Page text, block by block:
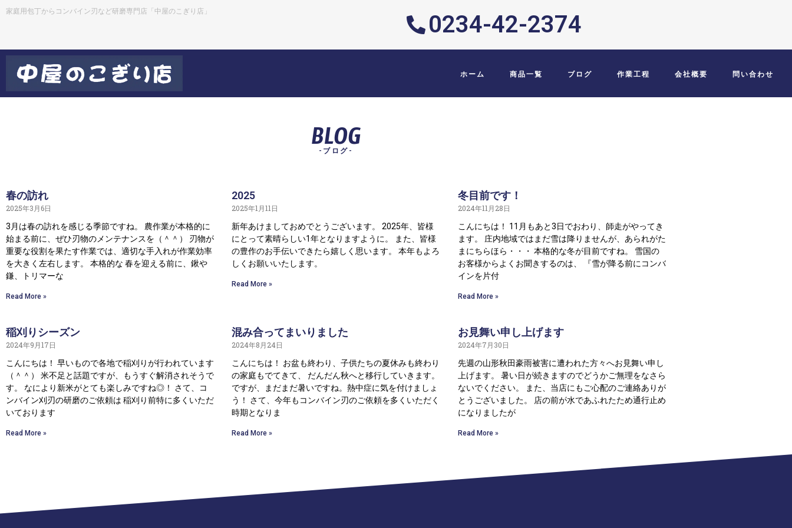
家庭用包丁からコンバイン刃など研磨専門店「中屋のこぎり店」 0234-42-2374
ホーム 商品一覧 ブログ 作業工程 会社概要 問い合わせ
BLOG
-ブログ-
春の訪れ
2025年3月6日
3月は春の訪れを感じる季節ですね。 農作業が本格的に
始まる前に、ぜひ刃物のメンテナンスを（＾＾） 刃物が
重要な役割を果たす作業では、適切な手入れが作業効率
を大きく左右します。 本格的な 春を迎える前に、鍬や
鎌、トリマーな
Read More »
2025
2025年1月11日
新年あけましておめでとうございます。 2025年、皆様
にとって素晴らしい1年となりますように。 また、皆様
の豊作のお手伝いできたら嬉しく思います。 本年もよろ
しくお願いいたします。
Read More »
冬目前です！
2024年11月28日
こんにちは！ 11月もあと3日でおわり、師走がやってき
ます。 庄内地域ではまだ雪は降りませんが、あられがた
まにちらほら・・・ 本格的な冬が目前ですね。 雪国の
お客様からよくお聞きするのは、 『雪が降る前にコンバ
インを片付
Read More »
稲刈りシーズン
2024年9月17日
こんにちは！ 早いもので各地で稲刈りが行われています
（＾＾） 米不足と話題ですが、もうすぐ解消されそうで
す。 なにより新米がとても楽しみですね◎！ さて、コ
ンバイン刈刃の研磨のご依頼は 稲刈り前特に多くいただ
いております
Read More »
混み合ってまいりました
2024年8月24日
こんにちは！ お盆も終わり、子供たちの夏休みも終わり
の家庭もでてきて、 だんだん秋へと移行していきます。
ですが、まだまだ暑いですね。熱中症に気を付けましょ
う！ さて、今年もコンバイン刃のご依頼を多くいただく
時期となりま
Read More »
お見舞い申し上げます
2024年7月30日
先週の山形秋田豪雨被害に遭われた方々へお見舞い申し
上げます。 暑い日が続きますのでどうかご無理をなさら
ないでください。 また、当店にもご心配のご連絡ありが
とうございました。 店の前が水であふれたため通行止め
になりましたが
Read More »